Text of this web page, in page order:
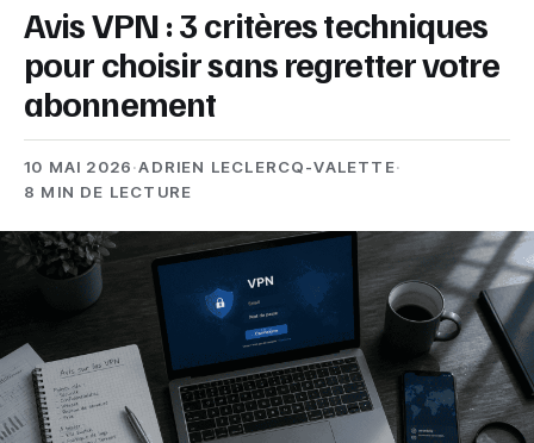
Avis VPN : 3 critères techniques
pour choisir sans regretter votre
abonnement
10 MAI 2026·ADRIEN LECLERCQ-VALETTE·
8 MIN DE LECTURE